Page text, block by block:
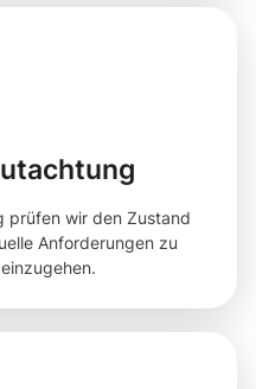
prüfen wir den Zustand
Anforderungen zu